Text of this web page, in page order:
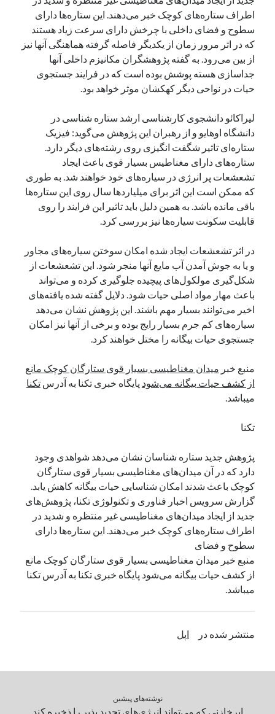
یک نویسنده دیدگاه وردپرس درتعمیرات تخصصی فیس آیدی
بایگانی‌ها
مارس 2026
فوریه 2026
دسامبر 2025
آگوست 2025
جولای 2025
آوریل 2025
مارس 2025
ژانویه 2025
دسامبر 2024
نوامبر 2024
اکتبر 2024
سپتامبر 2024
آگوست 2024
جولای 2024
می 2024
آوریل 2024
مارس 2024
نوامبر 2023
اکتبر 2023
سپتامبر 2023
آگوست 2023
جولای 2023
دسامبر 2022
دسته‌ها
دسته‌بندی نشده
اطراف ستاره‌های کوچک خبر می‌دهند. این ستاره‌ها دارای
سطوح و فضای داخلی با چرخش دارای سرعت زیاد هستند
که در اثر مرور زمان از یکدیگر فاصله گرفته هماهنگی آنها نیز
از بین می‌رود. به گفته پژوهشگران مکانیزم داخلی آنها
جداسازی هسته پوشش بوده است که در فرایند جستجوی
حیات در نواحی دیگر کهکشان موثر خواهد بود.
لیراکائو دانشجوی کارشناسی ارشد ستاره شناسی در
دانشگاه اوهایو و از رهبران این پژوهش می‌گوید: فیزیک
ستاره‌ای تاثیر شگفت انگیزی روی رشته‌های دیگر دارد.
ستاره‌های دارای مغناطیس بسیار قوی باعث ایجاد
تشعشعات پر انرژی در سیاره‌های خود خواهند شد. به طوری
که ممکن است این اثر برای میلیاردها سال روی این ستاره‌ها
باقی مانده باشد. به همین دلیل باید تاثیر این فرایند را روی
قابلیت سکونت سیاره‌ها نیز بررسی کرد.
در اثر تشعشعات ایجاد شده امکان سوختن سیاره‌های مجاور
و یا به جوش آمدن آب مایع آنها منجر شود. این تشعشعات از
شکل‌گیری مولکول‌های پیچیده جلوگیری کرده و می‌تواند
باعث مهار مواد اصلی حیات شود. دلایل گفته شده یافته‌های
اخیر می‌توانند بسیار مهم باشند. این پژوهش نشان می‌دهد
سیاره‌های کم جرم بسیار رایج بوده و برخی از آنها نیز امکان
جستجوی حیات بیگانه را مختل خواهند کرد.
منبع خبر میدان مغناطیسی بسیار قوی ستارگان کوچک مانع
از کشف حیات بیگانه می‌شود پایگاه خبری تکنا به آدرستکنا
میباشد.
تکنا
پژوهش جدید ستاره شناسان نشان می‌دهد شواهدی وجود
دارد که در آن میدان‌های مغناطیسی بسیار قوی ستارگان
کوچک باعث شدند امکان شناسایی حیات بیگانه کاهش یابد.
گزارش سرویس اخبار فناوری و تکنولوژی تکنا، پژوهش‌های
جدید از ایجاد میدان‌های مغناطیسی غیر منتظره و شدید در
اطراف ستاره‌های کوچک خبر می‌دهند. این ستاره‌ها دارای
سطوح و فضای
منبع خبر میدان مغناطیسی بسیار قوی ستارگان کوچک مانع
از کشف حیات بیگانه می‌شود پایگاه خبری تکنا به آدرس تکنا
میباشد.
منتشر شده در اپل
نوشته‌های پیشین
ابرخازنی که می‌تواند انرژی‌های تجدید پذیر را ذخیره کند